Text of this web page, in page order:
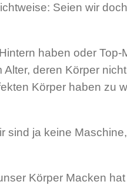
Seien wir
haben oder
deren Körper
Körper haben zu
sind ja keine
Körper Macken